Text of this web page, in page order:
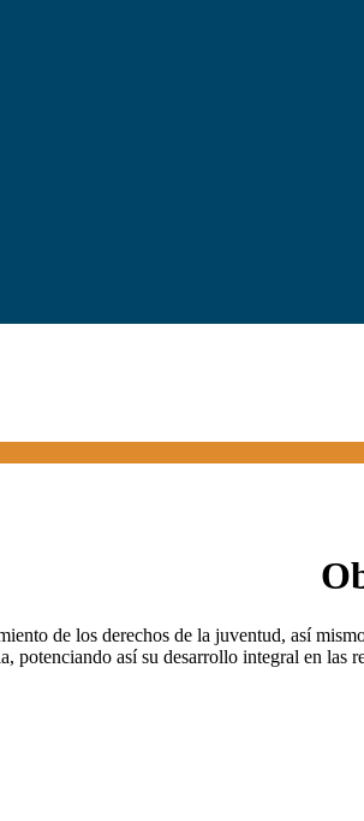
de los derechos de la juventud, así
potenciando así su desarrollo integral en las